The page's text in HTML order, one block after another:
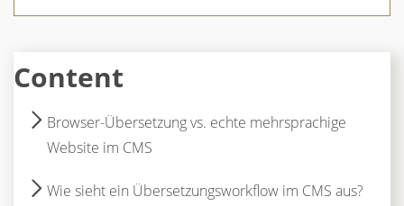
Content
Browser-Übersetzung vs. echte mehrsprachige
Website im CMS
Wie sieht ein Übersetzungsworkflow im CMS aus?